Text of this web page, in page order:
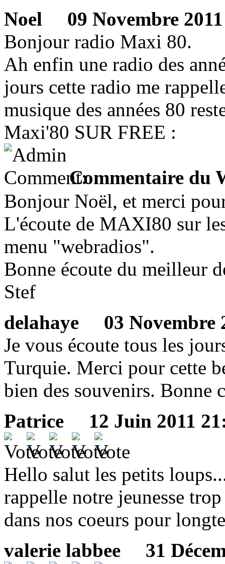
Noel
09 Novembre
Bonjour radio Maxi 80.
Ah enfin une radio des
jours cette radio me
musique des années 80
Maxi'80 SUR FREE :
Commentaire du
Bonjour Noël, et merci
L'écoute de MAXI80 sur
menu "webradios".
Bonne écoute du meilleur
Stef
delahaye
03 Novembre
Je vous écoute tous les
Turquie. Merci pour cette
bien des souvenirs. Bonne
Patrice
12 Juin 2011
Hello salut les petits
rappelle notre jeunesse
dans nos coeurs pour
valerie labbee
31